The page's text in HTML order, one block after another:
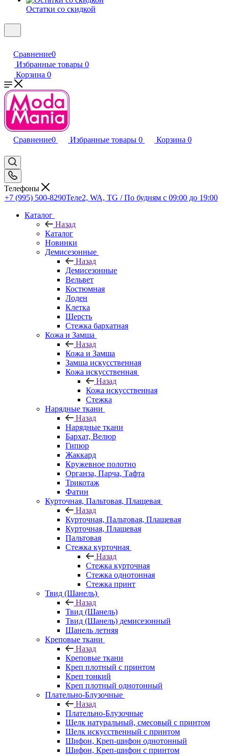
Остатки со скидкой
Сравнение0
Избранные товары 0
Корзина 0
Сравнение0 Избранные товары 0 Корзина 0
Телефоны
+7 (995) 500-8290Теле2, WA, TG / По будням c 09:00 до 19:00
Каталог
Назад
Каталог
Новинки
Демисезонные
Назад
Демисезонные
Вельвет
Костюмная
Лоден
Клетка
Шерсть
Стежка бархатная
Кожа и Замша
Назад
Кожа и Замша
Замша искусственная
Кожа искусственная
Назад
Кожа искусственная
Стежка
Нарядные ткани
Назад
Нарядные ткани
Бархат, Велюр
Гипюр
Жаккард
Кружевное полотно
Органза, Парча, Тафта
Трикотаж
Фатин
Курточная, Пальтовая, Плащевая
Назад
Курточная, Пальтовая, Плащевая
Курточная, Плащевая
Пальтовая
Стежка курточная
Назад
Стежка курточная
Стежка однотонная
Стежка принт
Твид (Шанель)
Назад
Твид (Шанель)
Твид (Шанель) демисезонный
Шанель летняя
Креповые ткани
Назад
Креповые ткани
Креп плотный с принтом
Креп тонкий
Креп плотный однотонный
Плательно-Блузочные
Назад
Плательно-Блузочные
Шелк натуральный, смесовый с принтом
Шелк искусственный с принтом
Шифон, Креп-шифон однотонный
Шифон, Креп-шифон с принтом